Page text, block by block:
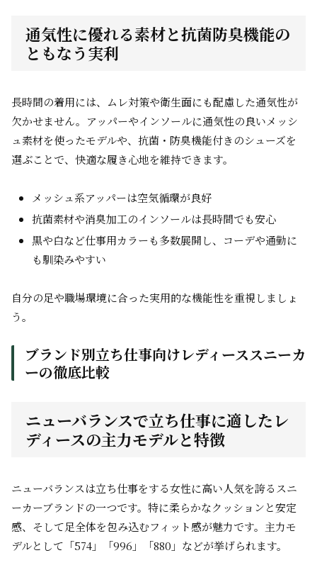
通気性に優れる素材と抗菌防臭機能の
ともなう実利
長時間の着用には、ムレ対策や衛生面にも配慮した通気性が
欠かせません。アッパーやインソールに通気性の良いメッシ
ュ素材を使ったモデルや、抗菌・防臭機能付きのシューズを
選ぶことで、快適な履き心地を維持できます。
メッシュ系アッパーは空気循環が良好
抗菌素材や消臭加工のインソールは長時間でも安心
黒や白など仕事用カラーも多数展開し、コーデや通勤に
も馴染みやすい
自分の足や職場環境に合った実用的な機能性を重視しましょ
う。
ブランド別立ち仕事向けレディーススニーカ
ーの徹底比較
ニューバランスで立ち仕事に適したレ
ディースの主力モデルと特徴
ニューバランスは立ち仕事をする女性に高い人気を誇るスニ
ーカーブランドの一つです。特に柔らかなクッションと安定
感、そして足全体を包み込むフィット感が魅力です。主力モ
デルとして「574」「996」「880」などが挙げられます。